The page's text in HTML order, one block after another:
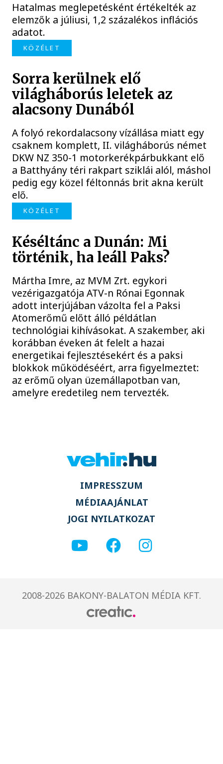
Hatalmas meglepetésként értékelték az
elemzők a júliusi, 1,2 százalékos inflációs
adatot.
KÖZÉLET
Sorra kerülnek elő
világháborús leletek az
alacsony Dunából
A folyó rekordalacsony vízállása miatt egy
csaknem komplett, II. világháborús német
DKW NZ 350-1 motorkerékpárbukkant elő
a Batthyány téri rakpart sziklái alól, máshol
pedig egy közel féltonnás brit akna került
elő.
KÖZÉLET
Késéltánc a Dunán: Mi
történik, ha leáll Paks?
Mártha Imre, az MVM Zrt. egykori
vezérigazgatója ATV-n Rónai Egonnak
adott interjújában vázolta fel a Paksi
Atomerőmű előtt álló példátlan
technológiai kihívásokat. A szakember, aki
korábban éveken át felelt a hazai
energetikai fejlesztésekért és a paksi
blokkok működéséért, arra figyelmeztet:
az erőmű olyan üzemállapotban van,
amelyre eredetileg nem tervezték.
IMPRESSZUM
MÉDIAAJÁNLAT
JOGI NYILATKOZAT
2008-2026 BAKONY-BALATON MÉDIA KFT.